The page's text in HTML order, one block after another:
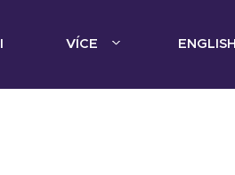
VÍCE ENGLISH